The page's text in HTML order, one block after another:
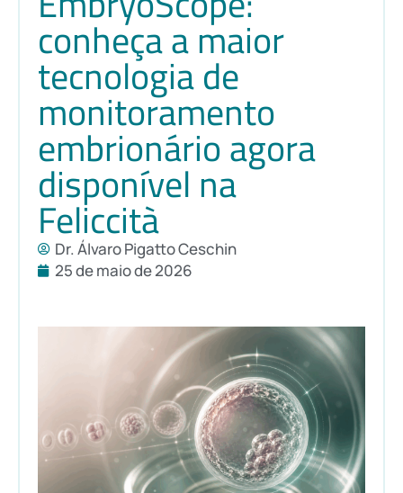
conheça a maior
tecnologia de
monitoramento
embrionário agora
disponível na
Feliccità
Dr. Álvaro Pigatto Ceschin
25 de maio de 2026